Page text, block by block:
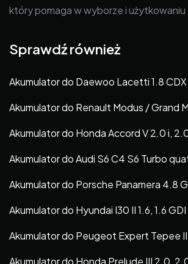
który pomaga w wyborze i użytkowaniu
Sprawdź również
Akumulator do Daewoo Lacetti 1.8
Akumulator do Renault Modus / Grand
Akumulator do Honda Accord V 2.0 i,
Akumulator do Audi S6 C4 S6 Turbo
Akumulator do Porsche Panamera 4.8
Akumulator do Hyundai I30 II 1.6, 1.6 GDI
Akumulator do Peugeot Expert Tepee II
Akumulator do Honda Prelude III 2.0,